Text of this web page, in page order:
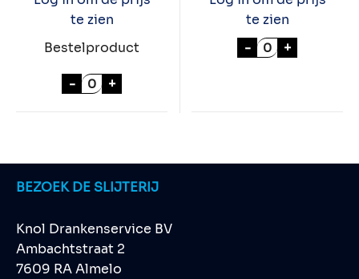
te zien
Bestelproduct
- BAVARIA RADLER LEMON BLIK 24x33cl
+
te zien
- OTHMAR
+
BEZOEK DE SLIJTERIJ
Knol Drankenservice BV
Ambachtstraat 2
7609 RA Almelo